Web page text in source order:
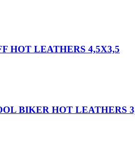
HOT LEATHERS 4,5Х3,5
BIKER HOT LEATHERS